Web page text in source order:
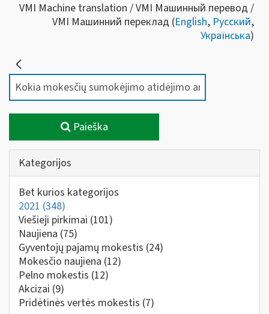
VMI Machine translation / VMI Машинный перевод /
VMI Машинний переклад (English, Русский,
Українська)
Paieška
Kategorijos
Bet kurios kategorijos
2021 (348)
Viešieji pirkimai (101)
Naujiena (75)
Gyventojų pajamų mokestis (24)
Mokesčio naujiena (12)
Pelno mokestis (12)
Akcizai (9)
Pridėtinės vertės mokestis (7)